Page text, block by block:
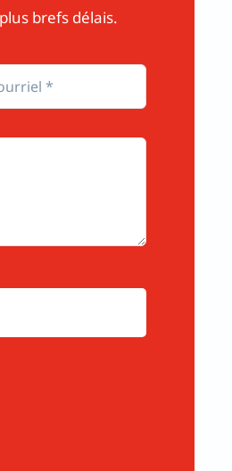
brefs délais.